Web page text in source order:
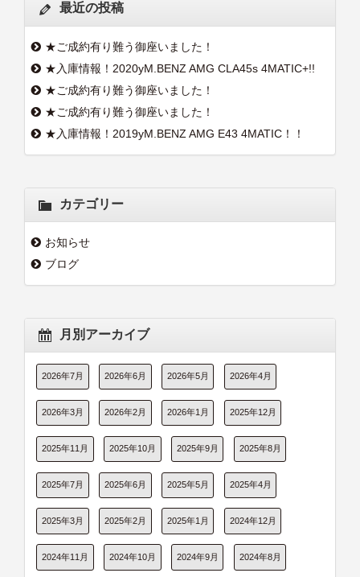
最近の投稿
★ご成約有り難う御座いました！
★入庫情報！2020yM.BENZ AMG CLA45s 4MATIC+!!
★ご成約有り難う御座いました！
★ご成約有り難う御座いました！
★入庫情報！2019yM.BENZ AMG E43 4MATIC！！
カテゴリー
お知らせ
ブログ
月別アーカイブ
2026年7月 2026年6月 2026年5月 2026年4月
2026年3月 2026年2月 2026年1月 2025年12月
2025年11月 2025年10月 2025年9月 2025年8月
2025年7月 2025年6月 2025年5月 2025年4月
2025年3月 2025年2月 2025年1月 2024年12月
2024年11月 2024年10月 2024年9月 2024年8月